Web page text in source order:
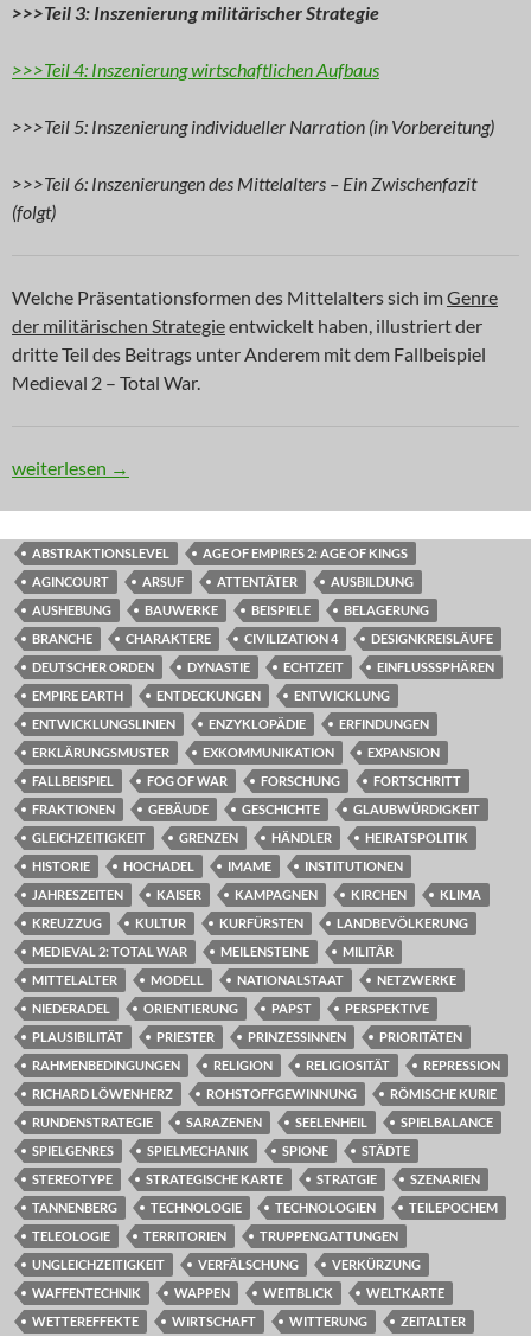
>>>Teil 3: Inszenierung militärischer Strategie
>>>Teil 4: Inszenierung wirtschaftlichen Aufbaus
>>>Teil 5: Inszenierung individueller Narration (in Vorbereitung)
>>>Teil 6: Inszenierungen des Mittelalters – Ein Zwischenfazit
(folgt)
Welche Präsentationsformen des Mittelalters sich imGenre
der militärischen Strategieentwickelt haben, illustriert der
dritte Teil des Beitrags unter Anderem mit dem Fallbeispiel
Medieval 2 – Total War.
DGBL: Das Ende der Finsternis (Teil 3)
weiterlesen →
ABSTRAKTIONSLEVEL
AGE OF EMPIRES 2: AGE OF KINGS
AGINCOURT
ARSUF ATTENTÄTER
AUSBILDUNG
AUSHEBUNG
BAUWERKE BEISPIELE
BELAGERUNG
BRANCHE
CHARAKTERE CIVILIZATION 4
DESIGNKREISLÄUFE
DEUTSCHER ORDEN
DYNASTIE ECHTZEIT
EINFLUSSSPHÄREN
EMPIRE EARTH
ENTDECKUNGEN
ENTWICKLUNG
ENTWICKLUNGSLINIEN
ENZYKLOPÄDIE
ERFINDUNGEN
ERKLÄRUNGSMUSTER
EXKOMMUNIKATION
EXPANSION
FALLBEISPIEL
FOG OF WAR FORSCHUNG
FORTSCHRITT
FRAKTIONEN
GEBÄUDE GESCHICHTE
GLAUBWÜRDIGKEIT
GLEICHZEITIGKEIT
GRENZEN HÄNDLER
HEIRATSPOLITIK
HISTORIE
HOCHADEL IMAME
INSTITUTIONEN
JAHRESZEITEN
KAISER KAMPAGNEN KIRCHEN
KLIMA
KREUZZUG
KULTUR KURFÜRSTEN
LANDBEVÖLKERUNG
MEDIEVAL 2: TOTAL WAR
MEILENSTEINE
MILITÄR
MITTELALTER
MODELL NATIONALSTAAT
NETZWERKE
NIEDERADEL
ORIENTIERUNG PAPST
PERSPEKTIVE
PLAUSIBILITÄT
PRIESTER PRINZESSINNEN
PRIORITÄTEN
RAHMENBEDINGUNGEN
RELIGION RELIGIOSITÄT
REPRESSION
RICHARD LÖWENHERZ
ROHSTOFFGEWINNUNG
RÖMISCHE KURIE
RUNDENSTRATEGIE
SARAZENEN SEELENHEIL
SPIELBALANCE
SPIELGENRES
SPIELMECHANIK SPIONE
STÄDTE
STEREOTYPE
STRATEGISCHE KARTE STRATGIE
SZENARIEN
TANNENBERG
TECHNOLOGIE TECHNOLOGIEN
TEILEPOCHEM
TELEOLOGIE
TERRITORIEN
TRUPPENGATTUNGEN
UNGLEICHZEITIGKEIT
VERFÄLSCHUNG
VERKÜRZUNG
WAFFENTECHNIK
WAPPEN WEITBLICK
WELTKARTE
WETTEREFFEKTE
WIRTSCHAFT WITTERUNG ZEITALTER